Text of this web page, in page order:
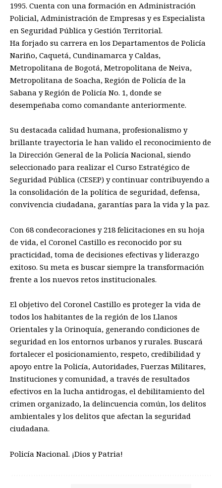
1995. Cuenta con una formación en Administración
Policial, Administración de Empresas y es Especialista
en Seguridad Pública y Gestión Territorial.
Ha forjado su carrera en los Departamentos de Policía
Nariño, Caquetá, Cundinamarca y Caldas,
Metropolitana de Bogotá, Metropolitana de Neiva,
Metropolitana de Soacha, Región de Policía de la
Sabana y Región de Policía No. 1, donde se
desempeñaba como comandante anteriormente.
Su destacada calidad humana, profesionalismo y
brillante trayectoria le han valido el reconocimiento de
la Dirección General de la Policía Nacional, siendo
seleccionado para realizar el Curso Estratégico de
Seguridad Pública (CESEP) y continuar contribuyendo a
la consolidación de la política de seguridad, defensa,
convivencia ciudadana, garantías para la vida y la paz.
Con 68 condecoraciones y 218 felicitaciones en su hoja
de vida, el Coronel Castillo es reconocido por su
practicidad, toma de decisiones efectivas y liderazgo
exitoso. Su meta es buscar siempre la transformación
frente a los nuevos retos institucionales.
El objetivo del Coronel Castillo es proteger la vida de
todos los habitantes de la región de los Llanos
Orientales y la Orinoquía, generando condiciones de
seguridad en los entornos urbanos y rurales. Buscará
fortalecer el posicionamiento, respeto, credibilidad y
apoyo entre la Policía, Autoridades, Fuerzas Militares,
Instituciones y comunidad, a través de resultados
efectivos en la lucha antidrogas, el debilitamiento del
crimen organizado, la delincuencia común, los delitos
ambientales y los delitos que afectan la seguridad
ciudadana.
Policía Nacional. ¡Dios y Patria!